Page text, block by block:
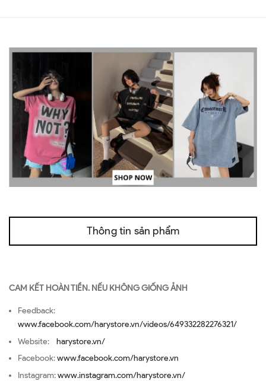
Thông tin sản phẩm
CAM KẾT HOÀN TIỀN. NẾU KHÔNG GIỐNG ẢNH
Feedback:
www.facebook.com/harystore.vn/videos/649332282276321/
Website: harystore.vn/
Facebook:www.facebook.com/harystore.vn
Instagram:www.instagram.com/harystore.vn/